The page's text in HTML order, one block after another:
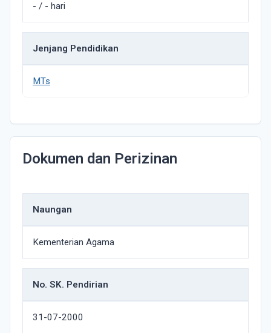
- / - hari
Jenjang Pendidikan
MTs
Dokumen dan Perizinan
Naungan
Kementerian Agama
No. SK. Pendirian
31-07-2000